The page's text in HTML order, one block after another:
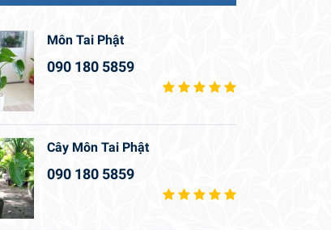
Môn Tai Phật
090 180 5859
Cây Môn Tai Phật
090 180 5859